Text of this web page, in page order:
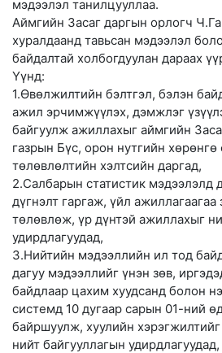
мэдээлэл танилцууллаа.
Аймгийн Засаг даргын орлогч
хуралдаанд тавьсан мэдээлэл
байдалтай холбогдуулан дараах
Үүнд:
1.Өвөлжилтийн бэлтгэл, бэлэн
ажил эрчимжүүлэх, дэмжлэг
байгуулж ажиллахыг аймгийн
газрын Бүс, орон нутгийн хөрөнгө
төлөвлөлтийн хэлтсийн даргад,
2.Салбарын статистик мэдээлэлд
дүгнэлт гаргаж, үйл ажиллагаагаа
төлөвлөж, үр дүнтэй ажиллахыг
удирдлагуудад,
3.Нийтийн мэдээллийн ил тод
дагуу мэдээллийг үнэн зөв,
байдлаар цахим хуудсанд болон
системд 10 дугаар сарын 01-ний
байршуулж, хуулийн
нийт байгууллагын удирдлагуудад,